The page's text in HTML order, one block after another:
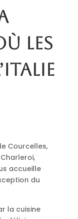
les
Courcelles,
accueille
du
la cuisine